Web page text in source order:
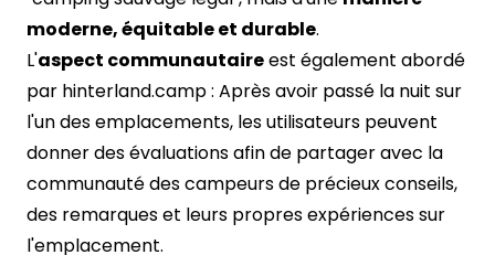
moderne, équitable et durable.
L'aspect communautaireest également abordé
par hinterland.camp : Après avoir passé la nuit sur
l'un des emplacements, les utilisateurs peuvent
donner des évaluations afin de partager avec la
communauté des campeurs de précieux conseils,
des remarques et leurs propres expériences sur
l'emplacement.